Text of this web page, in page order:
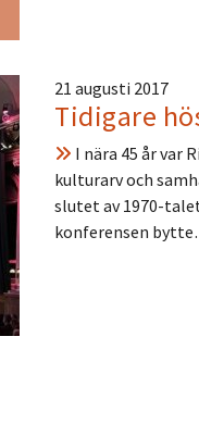
21 augusti 2017
Tidigare
I nära 45 år var
kulturarv och
slutet av 1970-
konferensen